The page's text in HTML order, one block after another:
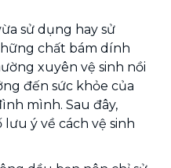
sử dụng hay sử
chất bám dính
xuyên vệ sinh nồi
đến sức khỏe của
mình. Sau đây,
lưu ý về cách vệ sinh